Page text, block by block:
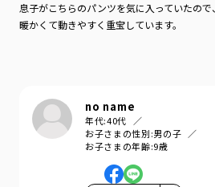
息子がこちらのパンツを気に入っていたので
暖かくて動きやすく重宝しています。
no name
年代:40代
お子さまの性別:男の子
お子さまの年齢:9歳